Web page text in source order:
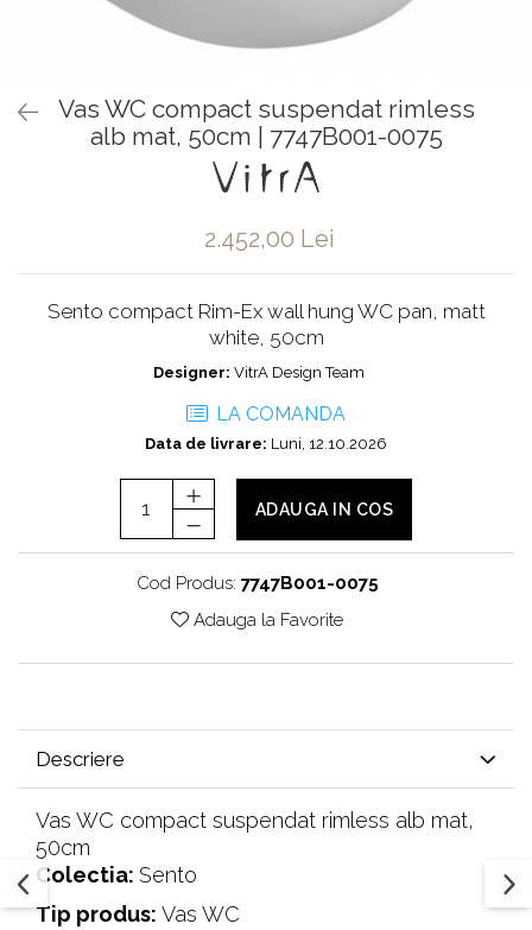
Baterii pentru bideu
Robinete de trecere
Robinete masina de spalat
Vas WC compact suspendat rimless
alb mat, 50cm | 7747B001-0075
2.452,00 Lei
Sento compact Rim-Ex wall hung WC pan, matt
white, 50cm
Designer: VitrA Design Team
LA COMANDA
Data de livrare: Luni, 12.10.2026
ADAUGA IN COS
Cod Produs: 7747B001-0075
Adauga la Favorite
Descriere
Vas WC compact suspendat rimless alb mat,
50cm
Colectia: Sento
Tip produs: Vas WC